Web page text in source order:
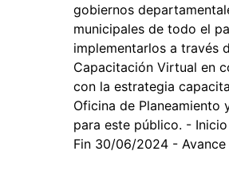
gobiernos
municipales de todo el
implementarlos a través
Capacitación Virtual en
con la estrategia
Oficina de Planeamiento
para este público. -
Fin 30/06/2024 - Avance